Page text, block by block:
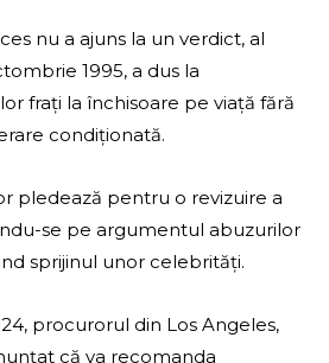
nu a ajuns la un verdict, al
1995, a dus la
frați la închisoare pe viață fără
condiționată.
pledează pentru o revizuire a
se pe argumentul abuzurilor
sprijinul unor celebrități.
procurorul din Los Angeles,
că va recomanda